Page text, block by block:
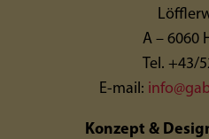
A – 6060
Tel. +43/
E-mail:
Konzept &